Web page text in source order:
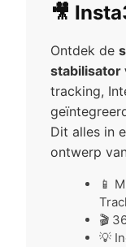
🎥
Ontdek de
stabilisator
tracking,
Dit alles in
ontwerp
📱
🎬
💡